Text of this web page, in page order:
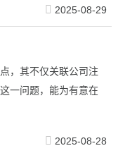
2025-08-29
，其不仅关联公司注
一问题，能为有意在
2025-08-28